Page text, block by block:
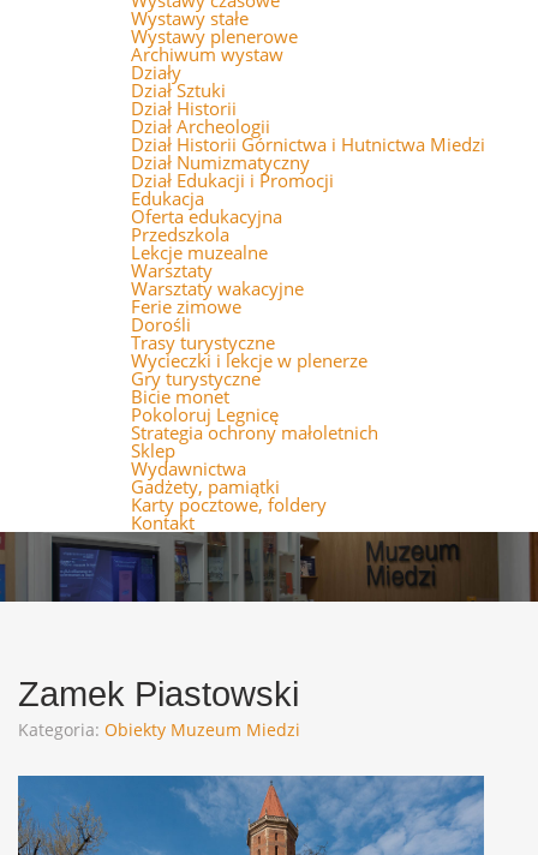
Wystawy stałe
Wystawy plenerowe
Archiwum wystaw
Działy
Dział Sztuki
Dział Historii
Dział Archeologii
Dział Historii Górnictwa i Hutnictwa Miedzi
Dział Numizmatyczny
Dział Edukacji i Promocji
Edukacja
Oferta edukacyjna
Przedszkola
Lekcje muzealne
Warsztaty
Warsztaty wakacyjne
Ferie zimowe
Dorośli
Trasy turystyczne
Wycieczki i lekcje w plenerze
Gry turystyczne
Bicie monet
Pokoloruj Legnicę
Strategia ochrony małoletnich
Sklep
Wydawnictwa
Gadżety, pamiątki
Karty pocztowe, foldery
Kontakt
Zamek Piastowski
Kategoria: Obiekty Muzeum Miedzi